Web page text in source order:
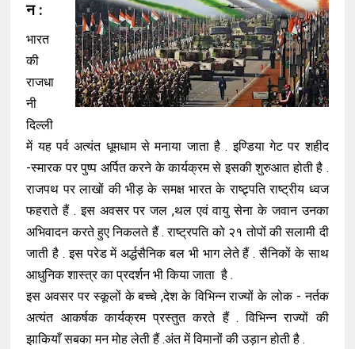
न :
भारत
की
राजधा
नी
दिल्ली
में यह पर्व अत्यंत धूमधाम से मनाया जाता है . इण्डिया गेट पर शहीद
-स्मारक पर पुष्प अर्पित करने के कार्यक्रम से इसकी शुरुआत होती है .
राजपथ पर लाखों की भीड़ के समक्ष भारत के राष्ट्र्पति राष्ट्रीय ध्वज
फहराते हैं . इस अवसर पर जल ,थल एवं वायु सेना के जवान उनका
अभिवादन करते हुए निकलते हैं . राष्ट्रपति को २१ तोपों की सलामी दी
जाती है . इस परेड में अर्द्धसैनिक बल भी भाग लेते हैं . सैनिकों के साथ
आधुनिक शास्त्र का प्रदर्शन भी किया जाता है .
इस अवसर पर स्कूलों के बच्चे ,देश के विभिन्न राज्यों के लोक - नर्तक
अत्यंत आकर्षक कार्यक्रम प्रस्तुत करते हैं . विभिन्न राज्यों की
झाकियाँ सबका मन मोह लेती हैं .अंत में विमानों की उड़ान होती है .